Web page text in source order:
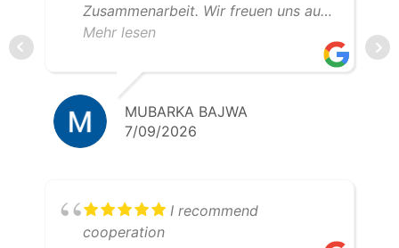
Zusammenarbeit. Wir freuen uns auf
weitere gemeinsame Transporte.
Mehr lesen
MUBARKA BAJWA
7/09/2026
I recommend
cooperation